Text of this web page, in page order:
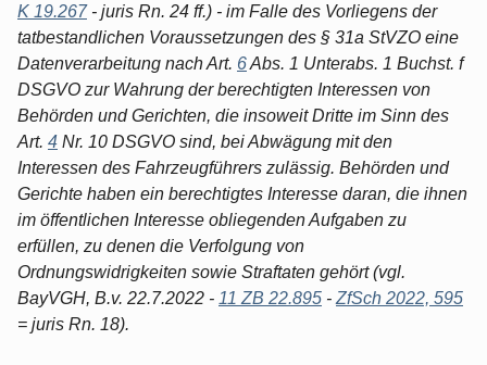
K 19.267- juris Rn. 24 ff.) - im Falle des Vorliegens der
tatbestandlichen Voraussetzungen des § 31a StVZO eine
Datenverarbeitung nach Art. 6Abs. 1 Unterabs. 1 Buchst. f
DSGVO zur Wahrung der berechtigten Interessen von
Behörden und Gerichten, die insoweit Dritte im Sinn des
Art. 4 Nr. 10 DSGVO sind, bei Abwägung mit den
Interessen des Fahrzeugführers zulässig. Behörden und
Gerichte haben ein berechtigtes Interesse daran, die ihnen
im öffentlichen Interesse obliegenden Aufgaben zu
erfüllen, zu denen die Verfolgung von
Ordnungswidrigkeiten sowie Straftaten gehört (vgl.
BayVGH, B.v. 22.7.2022 - 11 ZB 22.895 - ZfSch 2022, 595
= juris Rn. 18).